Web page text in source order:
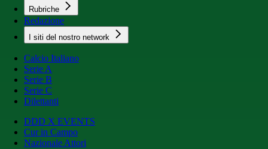
Rubriche
Redazione
I siti del nostro network
Calcio Italiano
Serie A
Serie B
Serie C
Dilettanti
DDD X EVENTS
Cur in Campo
Nazionale Attori